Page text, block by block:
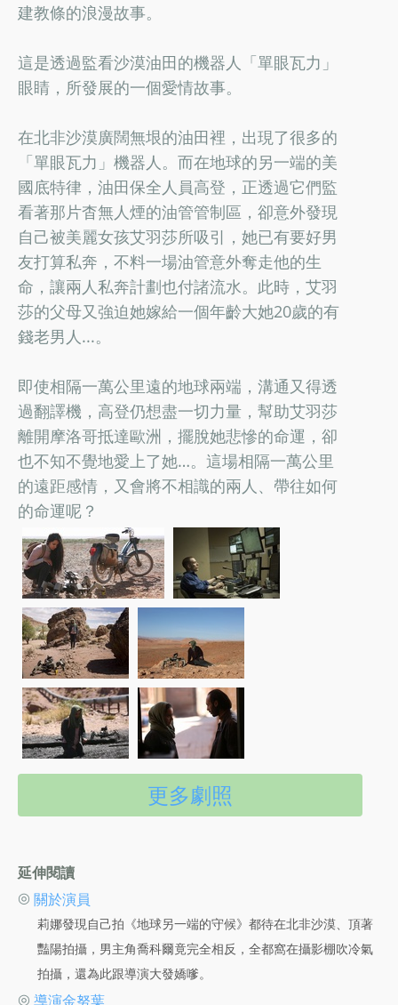
建教條的浪漫故事。
這是透過監看沙漠油田的機器人「單眼瓦力」
眼睛，所發展的一個愛情故事。
在北非沙漠廣闊無垠的油田裡，出現了很多的
「單眼瓦力」機器人。而在地球的另一端的美
國底特律，油田保全人員高登，正透過它們監
看著那片杳無人煙的油管管制區，卻意外發現
自己被美麗女孩艾羽莎所吸引，她已有要好男
友打算私奔，不料一場油管意外奪走他的生
命，讓兩人私奔計劃也付諸流水。此時，艾羽
莎的父母又強迫她嫁給一個年齡大她20歲的有
錢老男人...。
即使相隔一萬公里遠的地球兩端，溝通又得透
過翻譯機，高登仍想盡一切力量，幫助艾羽莎
離開摩洛哥抵達歐洲，擺脫她悲慘的命運，卻
也不知不覺地愛上了她…。這場相隔一萬公里
的遠距感情，又會將不相識的兩人、帶往如何
的命運呢？
更多劇照
延伸閱讀
◎ 關於演員
莉娜發現自己拍《地球另一端的守候》都待在北非沙漠、頂著
豔陽拍攝，男主角喬科爾竟完全相反，全都窩在攝影棚吹冷氣
拍攝，還為此跟導演大發嬌嗲。
◎ 導演金努葉